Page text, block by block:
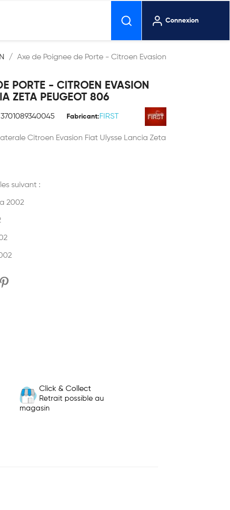
Connexion
Axe de Poignee de Porte - Citroen Evasion
PORTE - CITROEN EVASION
ZETA PEUGEOT 806
3701089340045 Fabricant: FIRST
Citroen Evasion Fiat Ulysse Lancia Zeta
suivant :
2002
Click & Collect
Retrait possible au
magasin